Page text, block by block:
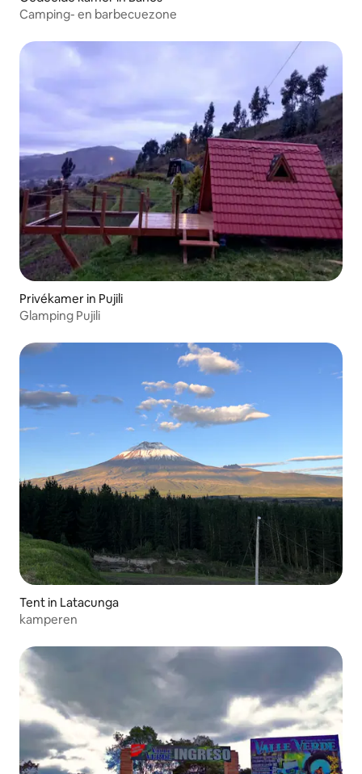
Camping- en barbecuezone
Privékamer in Pujili
Glamping Pujili
Tent in Latacunga
kamperen